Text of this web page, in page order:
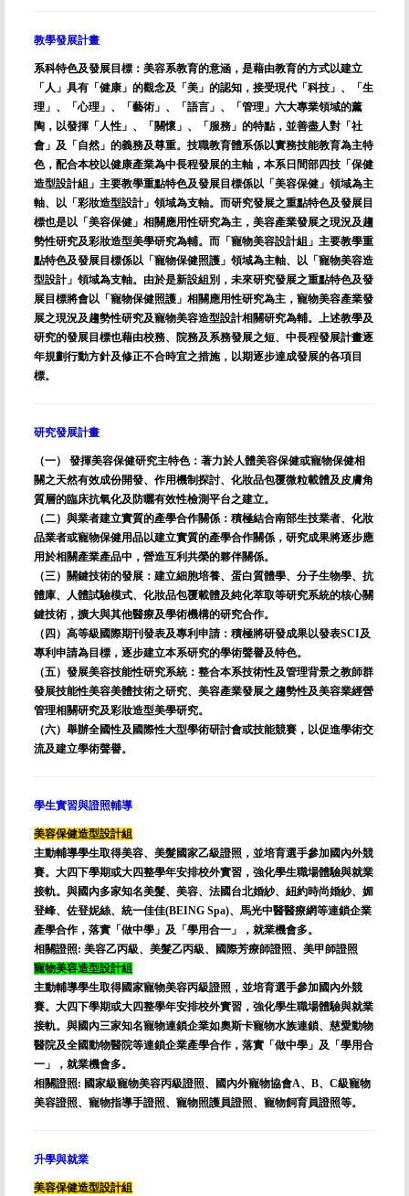
教學發展計畫
系科特色及發展目標：美容系教育的意涵，是藉由教育的方式以建立
「人」具有「健康」的觀念及「美」的認知，接受現代「科技」、「生
理」、「心理」、「藝術」、「語言」、「管理」六大專業領域的薰
陶，以發揮「人性」、「關懷」、「服務」的特點，並善盡人對「社
會」及「自然」的義務及尊重。技職教育體系係以實務技能教育為主特
色，配合本校以健康產業為中長程發展的主軸，本系日間部四技「保健
造型設計組」主要教學重點特色及發展目標係以「美容保健」領域為主
軸、以「彩妝造型設計」領域為支軸。而研究發展之重點特色及發展目
標也是以「美容保健」相關應用性研究為主，美容產業發展之現況及趨
勢性研究及彩妝造型美學研究為輔。而「寵物美容設計組」主要教學重
點特色及發展目標係以「寵物保健照護」領域為主軸、以「寵物美容造
型設計」領域為支軸。由於是新設組別，未來研究發展之重點特色及發
展目標將會以「寵物保健照護」相關應用性研究為主，寵物美容產業發
展之現況及趨勢性研究及寵物美容造型設計相關研究為輔。上述教學及
研究的發展目標也藉由校務、院務及系務發展之短、中長程發展計畫逐
年規劃行動方針及修正不合時宜之措施，以期逐步達成發展的各項目
標。
研究發展計畫
（一） 發揮美容保健研究主特色：著力於人體美容保健或寵物保健相
關之天然有效成份開發、作用機制探討、化妝品包覆微粒載體及皮膚角
質層的臨床抗氧化及防曬有效性檢測平台之建立。
（二）與業者建立實質的產學合作關係：積極結合南部生技業者、化妝
品業者或寵物保健用品以建立實質的產學合作關係，研究成果將逐步應
用於相關產業產品中，營造互利共榮的夥伴關係。
（三）關鍵技術的發展：建立細胞培養、蛋白質體學、分子生物學、抗
體庫、人體試驗模式、化妝品包覆載體及純化萃取等研究系統的核心關
鍵技術，擴大與其他醫療及學術機構的研究合作。
（四）高等級國際期刊發表及專利申請：積極將研發成果以發表SCI及
專利申請為目標，逐步建立本系研究的學術聲譽及特色。
（五）發展美容技能性研究系統：整合本系技術性及管理背景之教師群
發展技能性美容美體技術之研究、美容產業發展之趨勢性及美容業經營
管理相關研究及彩妝造型美學研究。
（六）舉辦全國性及國際性大型學術研討會或技能競賽，以促進學術交
流及建立學術聲譽。
學生實習與證照輔導
美容保健造型設計組
主動輔導學生取得美容、美髮國家乙級證照，並培育選手參加國內外競
賽。大四下學期或大四整學年安排校外實習，強化學生職場體驗與就業
接軌。與國內多家知名美髮、美容、法國台北婚紗、紐約時尚婚紗、媚
登峰、佐登妮絲、統一佳佳(BEING Spa)、馬光中醫醫療網等連鎖企業
產學合作，落實「做中學」及「學用合一」，就業機會多。
相關證照: 美容乙丙級、美髮乙丙級、國際芳療師證照、美甲師證照
寵物美容造型設計組
主動輔導學生取得國家寵物美容丙級證照，並培育選手參加國內外競
賽。大四下學期或大四整學年安排校外實習，強化學生職場體驗與就業
接軌。與國內三家知名寵物連鎖企業如奧斯卡寵物水族連鎖、慈愛動物
醫院及全國動物醫院等連鎖企業產學合作，落實「做中學」及「學用合
一」，就業機會多。
相關證照: 國家級寵物美容丙級證照、國內外寵物協會A、B、C級寵物
美容證照、寵物指導手證照、寵物照護員證照、寵物飼育員證照等。
升學與就業
美容保健造型設計組